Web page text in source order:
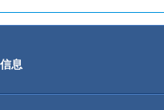
息